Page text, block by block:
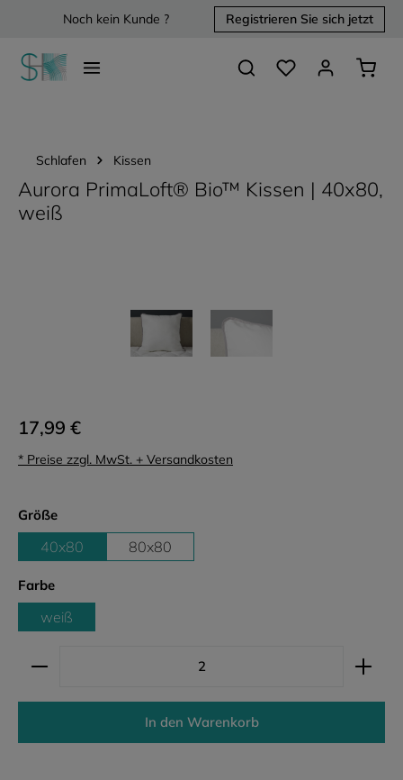
springenNoch kein Kunde ? Registrieren Sie sich jetzt
Du hast 0 Produkte
Schlafen Kissen
Aurora PrimaLoft® Bio™ Kissen | 40x80,
weiß
17,99 €
* Preise zzgl. MwSt. + Versandkosten
Größeauswählen
40x80 80x80
Farbeauswählen
weiß
Produkt Anzahl: Gib den gewünschten Wert ein
In den Warenkorb